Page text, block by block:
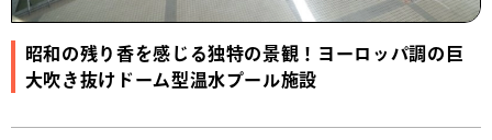
昭和の残り香を感じる独特の景観！ヨーロッパ調の巨
大吹き抜けドーム型温水プール施設